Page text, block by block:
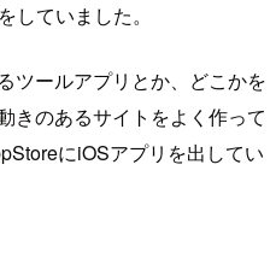
していました。
ツールアプリとか、どこかを
きのあるサイトをよく作って
にiOSアプリを出してい